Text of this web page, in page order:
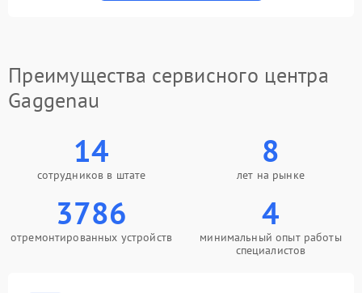
Преимущества сервисного центра
Gaggenau
14
сотрудников в штате
8
лет на рынке
3786
отремонтированных устройств
4
минимальный опыт работы
специалистов